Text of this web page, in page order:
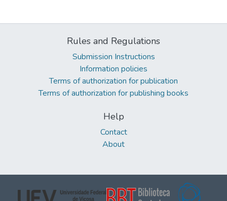
Rules and Regulations
Submission Instructions
Information policies
Terms of authorization for publication
Terms of authorization for publishing books
Help
Contact
About